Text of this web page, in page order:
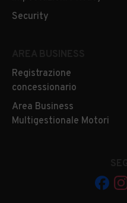
Security
Registrazione
concessionario
Area Business
Multigestionale Motori